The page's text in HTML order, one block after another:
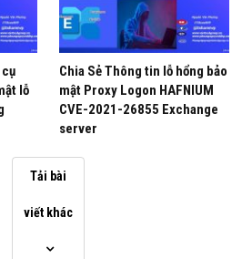
lỗ
Chia Sẻ Thông tin lỗ hổng bảo
mật Proxy Logon HAFNIUM
CVE-2021-26855 Exchange
server
Tải bài
viết khác